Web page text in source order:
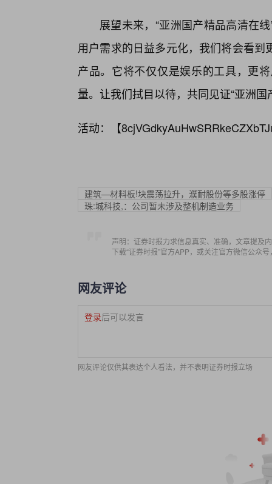
展望未来，“亚洲国产精品高清在
用户需求的日益多元化，我们将会看
产品。它将不仅仅是娱乐的工具，更
量。让我们拭目以待，共同见证“亚洲
活动：【
建筑—材料板!块震荡拉升，濮耐股份等多股涨停
珠:城科技,：公司暂未涉及整机制造业务
声明：证券时报力求信息真实、准确，文章提及
下载“证券时报”官方APP，或关注官方微信公众
网友评论
登录后可以发言
网友评论仅供其表达个人看法，并不表明证券时报立场